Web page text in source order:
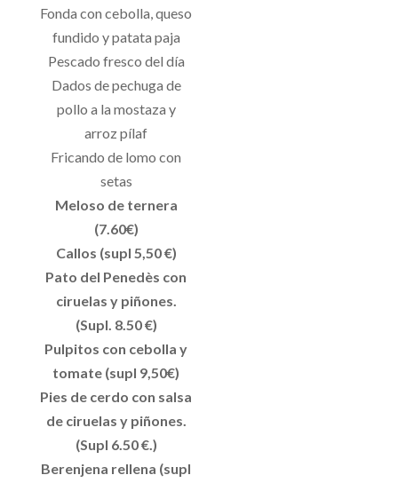
Fonda con cebolla, queso
fundido y patata paja
Pescado fresco del día
Dados de pechuga de
pollo a la mostaza y
arroz pílaf
Fricando de lomo con
setas
Meloso de ternera
(7.60€)
Callos (supl 5,50 €)
Pato del Penedès con
ciruelas y piñones.
(Supl. 8.50 €)
Pulpitos con cebolla y
tomate (supl 9,50€)
Pies de cerdo con salsa
de ciruelas y piñones.
(Supl 6.50 €.)
Berenjena rellena (supl